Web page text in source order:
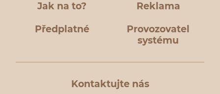
Jak na to? Reklama
Předplatné
Provozovatel
systému
Kontaktujte nás